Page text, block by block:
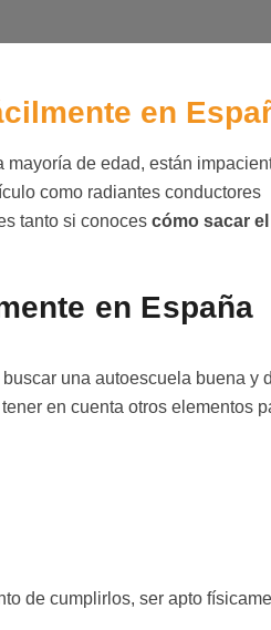
en
de edad, están
como radiantes conductores
tanto si conoces cómo sacar el
en España
una autoescuela buena y
en cuenta otros elementos
de cumplirlos, ser apto